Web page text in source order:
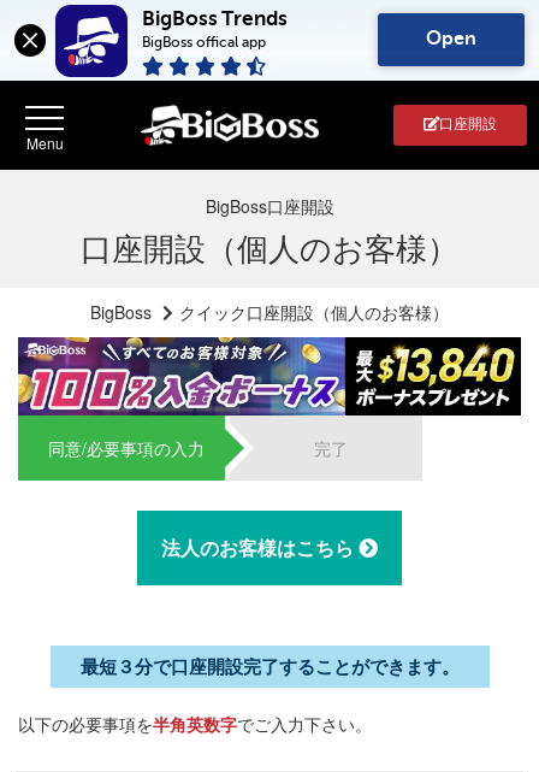
BigBoss Trends
BigBoss offical app Open
口座開設
BigBoss口座開設
口座開設（個人のお客様）
BigBoss クイック口座開設（個人のお客様）
同意/必要事項の入力 完了
法人のお客様はこちら
最短３分で口座開設完了することができます。
以下の必要事項を半角英数字でご入力下さい。